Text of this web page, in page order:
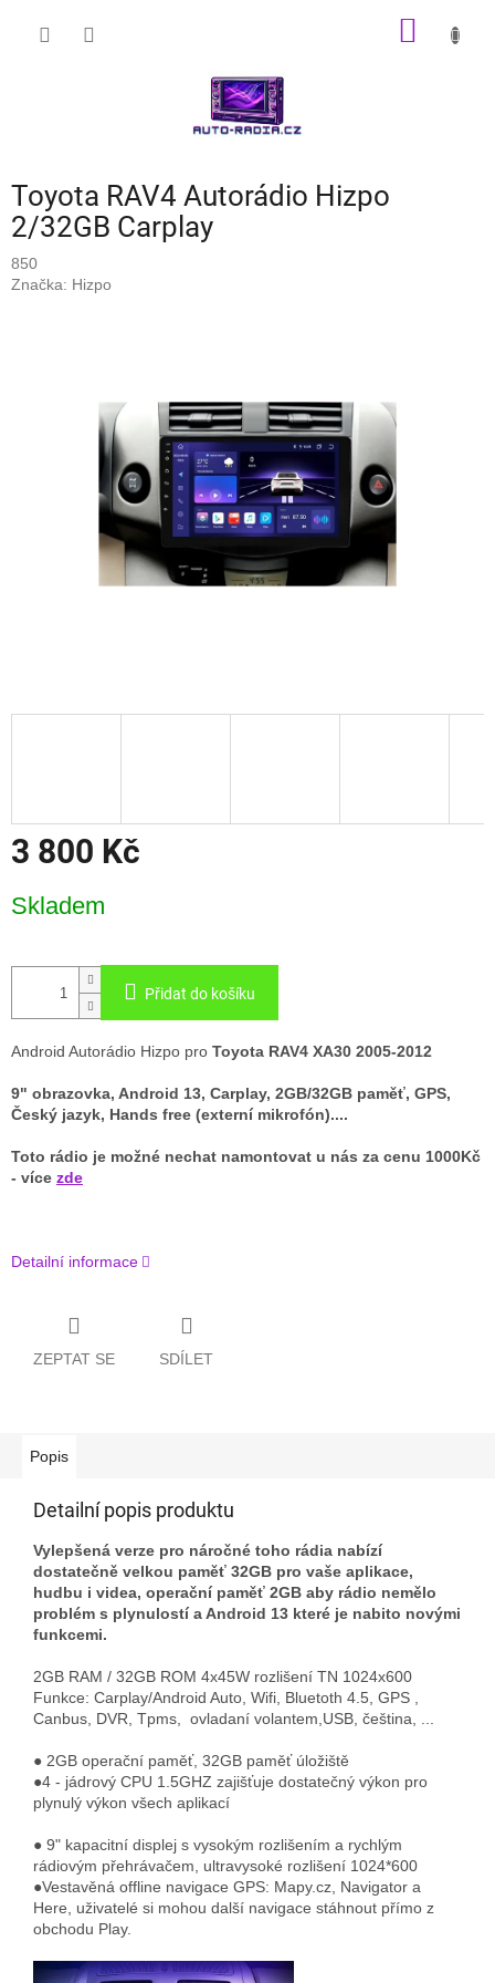
Toyota RAV4 Autorádio Hizpo
2/32GB Carplay
850
Značka: Hizpo
3 800 Kč
cena:
Skladem
Přidat do košíku
Android Autorádio Hizpo pro Toyota RAV4 XA30 2005-2012
9" obrazovka, Android 13, Carplay, 2GB/32GB paměť, GPS,
Český jazyk, Hands free (externí mikrofón)....
Toto rádio je možné nechat namontovat u nás za cenu 1000Kč
- více zde
Detailní informace
ZEPTAT SE SDÍLET
Popis
Detailní popis produktu
Vylepšená verze pro náročné toho rádia nabízí
dostatečně velkou paměť 32GB pro vaše aplikace,
hudbu i videa, operační paměť 2GB aby rádio nemělo
problém s plynulostí a Android 13 které je nabito novými
funkcemi.
2GB RAM / 32GB ROM 4x45W rozlišení TN 1024x600
Funkce: Carplay/Android Auto, Wifi, Bluetoth 4.5, GPS ,
Canbus, DVR, Tpms, ovladaní volantem,USB, čeština, ...
● 2GB operační paměť, 32GB paměť úložiště
●4 - jádrový CPU 1.5GHZ zajišťuje dostatečný výkon pro
plynulý výkon všech aplikací
● 9" kapacitní displej s vysokým rozlišením a rychlým
rádiovým přehrávačem, ultravysoké rozlišení 1024*600
●Vestavěná offline navigace GPS: Mapy.cz, Navigator a
Here, uživatelé si mohou další navigace stáhnout přímo z
obchodu Play.